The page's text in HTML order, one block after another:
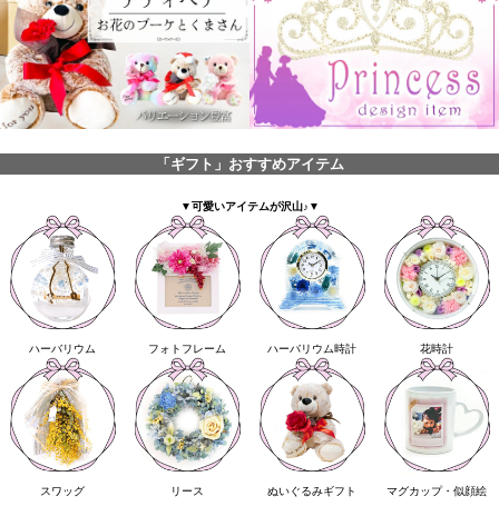
「ギフト」おすすめアイテム
▼可愛いアイテムが沢山♪▼
ハーバリウム フォトフレーム ハーバリウム時計 花時計
スワッグ リース ぬいぐるみギフト マグカップ・似顔絵